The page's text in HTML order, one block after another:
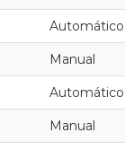
Automático
Manual
Automático
Manual